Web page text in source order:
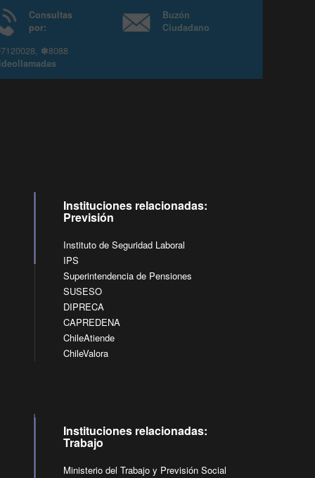
6007120028, ✽8088
yVideollamadas
Instituciones relacionadas:
Previsión
Instituto de Seguridad Laboral
IPS
Superintendencia de Pensiones
SUSESO
DIPRECA
CAPREDENA
ChileAtiende
ChileValora
Instituciones relacionadas:
Trabajo
Ministerio del Trabajo y Previsión Social